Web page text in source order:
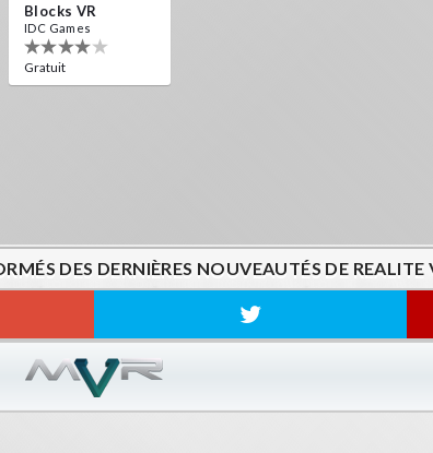
Blocks VR
IDC Games
Gratuit
DES DERNIÈRES NOUVEAUTÉS DE REALITE